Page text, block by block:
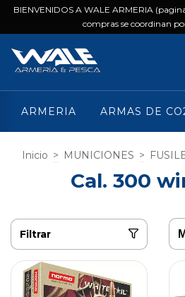
BIENVENIDOS A WALE ARMERIA
compras se coordinan
ARMERIA ARMAS DE
Inicio > MUNICIONES >
Cal. 300
Filtrar